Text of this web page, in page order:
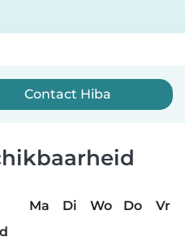
Contact Hiba
Ma Di Wo Do Vr